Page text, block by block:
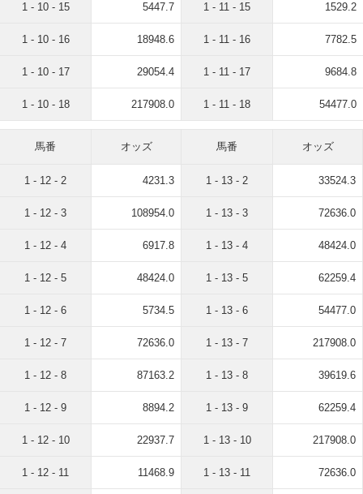
1 - 10 - 15 5447.7
1 - 10 - 16 18948.6
1 - 10 - 17 29054.4
1 - 10 - 18 217908.0
1 - 11 - 15 1529.2
1 - 11 - 16 7782.5
1 - 11 - 17 9684.8
1 - 11 - 18 54477.0
馬番 オッズ
1 - 12 - 2 4231.3
1 - 12 - 3 108954.0
1 - 12 - 4 6917.8
1 - 12 - 5 48424.0
1 - 12 - 6 5734.5
1 - 12 - 7 72636.0
1 - 12 - 8 87163.2
1 - 12 - 9 8894.2
1 - 12 - 10 22937.7
1 - 12 - 11 11468.9
馬番 オッズ
1 - 13 - 2 33524.3
1 - 13 - 3 72636.0
1 - 13 - 4 48424.0
1 - 13 - 5 62259.4
1 - 13 - 6 54477.0
1 - 13 - 7 217908.0
1 - 13 - 8 39619.6
1 - 13 - 9 62259.4
1 - 13 - 10 217908.0
1 - 13 - 11 72636.0